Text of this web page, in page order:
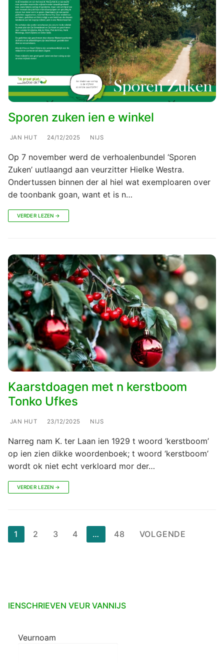
Sporen zuken ien e winkel
JAN HUT 24/12/2025 NIJS
Op 7 november werd de verhoalenbundel ‘Sporen
Zuken’ uutlaangd aan veurzitter Hielke Westra.
Ondertussen binnen der al hiel wat exemploaren over
de toonbank goan, want et is n…
VERDER LEZEN →
Kaarstdoagen met n kerstboom
Tonko Ufkes
JAN HUT 23/12/2025 NIJS
Narreg nam K. ter Laan ien 1929 t woord ‘kerstboom’
op ien zien dikke woordenboek; t woord ‘kerstboom’
wordt ok niet echt verkloard mor der…
VERDER LEZEN →
Berichten
paginering
1 2 3 4 … 48 VOLGENDE
IENSCHRIEVEN VEUR VANNIJS
Veurnoam